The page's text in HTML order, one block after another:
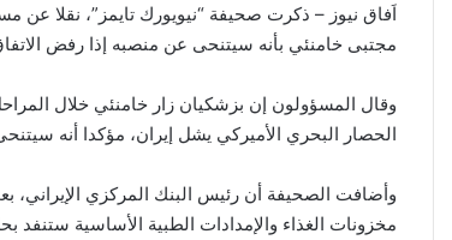
اَفاق نيوز – ذكرت صحيفة “نيويورك تايمز”، نقلا عن
مجتبى خامنئي بأنه سيتنحى عن منصبه إذا رفض
وقال المسؤولون إن بزشكيان زار خامنئي خلال
الحصار البحري الأميركي يشل إيران، مؤكدا أنه
وأضافت الصحيفة أن رئيس البنك المركزي الإيراني،
مخزونات الغذاء والإمدادات الطبية الأساسية ستنفد